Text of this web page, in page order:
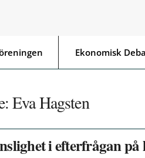
Ekonomisk
Eva Hagsten
i efterfrågan på